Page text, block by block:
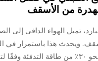
من الأسقف
تميل الهواء الدافئ إلى
ويحدث هذا باستمرار في
فعليًّا إلى هدر نحو ٣٠٪ من طاقة التدفئة